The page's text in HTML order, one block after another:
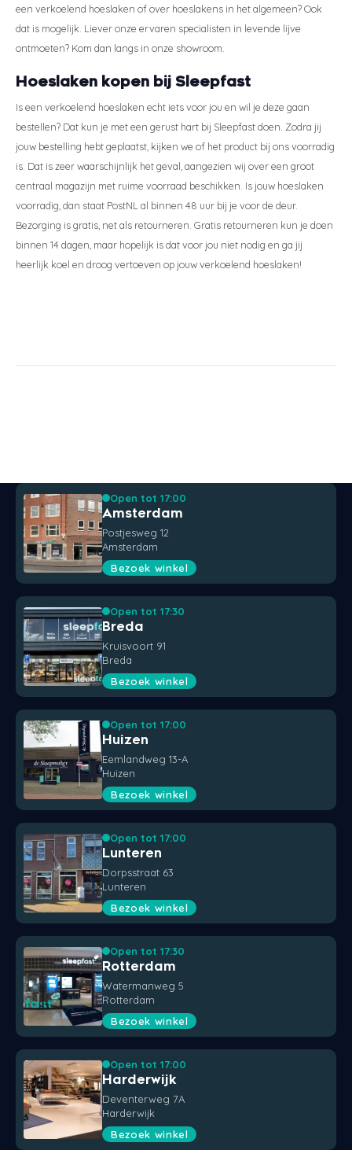
een verkoelend hoeslaken of over hoeslakens in het algemeen? Ook
dat is mogelijk. Liever onze ervaren specialisten in levende lijve
ontmoeten? Kom dan langs in onze showroom.
Hoeslaken kopen bij Sleepfast
Is een verkoelend hoeslaken echt iets voor jou en wil je deze gaan
bestellen? Dat kun je met een gerust hart bij Sleepfast doen. Zodra jij
jouw bestelling hebt geplaatst, kijken we of het product bij ons voorradig
is. Dat is zeer waarschijnlijk het geval, aangezien wij over een groot
centraal magazijn met ruime voorraad beschikken. Is jouw hoeslaken
voorradig, dan staat PostNL al binnen 48 uur bij je voor de deur.
Bezorging is gratis, net als retourneren. Gratis retourneren kun je doen
binnen 14 dagen, maar hopelijk is dat voor jou niet nodig en ga jij
heerlijk koel en droog vertoeven op jouw verkoelend hoeslaken!
Open tot 17:00
Amsterdam
Postjesweg 12
Amsterdam
Bezoek winkel
Open tot 17:30
Breda
Kruisvoort 91
Breda
Bezoek winkel
Open tot 17:00
Huizen
Eemlandweg 13-A
Huizen
Bezoek winkel
Open tot 17:00
Lunteren
Dorpsstraat 63
Lunteren
Bezoek winkel
Open tot 17:30
Rotterdam
Watermanweg 5
Rotterdam
Bezoek winkel
Open tot 17:00
Harderwijk
Deventerweg 7A
Harderwijk
Bezoek winkel